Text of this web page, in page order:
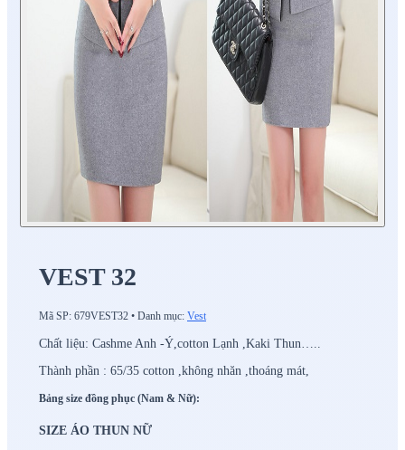
VEST 32
Mã SP: 679VEST32 • Danh mục: Vest
Chất liệu: Cashme Anh -Ý,cotton Lạnh ,Kaki Thun…..
Thành phần : 65/35 cotton ,không nhăn ,thoáng mát,
Bảng size đồng phục (Nam & Nữ):
SIZE ÁO THUN NỮ